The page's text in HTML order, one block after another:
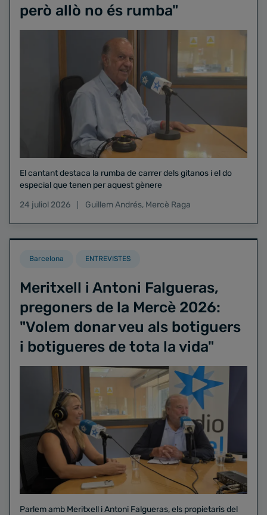
però allò no és rumba"
El cantant destaca la rumba de carrer dels gitanos i el do
especial que tenen per aquest gènere
24 juliol 2026
Guillem Andrés, Mercè Raga
Barcelona ENTREVISTES
Meritxell i Antoni Falgueras,
pregoners de la Mercè 2026:
"Volem donar veu als botiguers
i botigueres de tota la vida"
Parlem amb Meritxell i Antoni Falgueras, els propietaris del